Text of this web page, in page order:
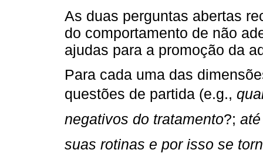
As duas perguntas abertas
do comportamento de não
ajudas para a promoção da
Para cada uma das
questões de partida (e.g.,
negativos do tratamento?;
suas rotinas e por isso se